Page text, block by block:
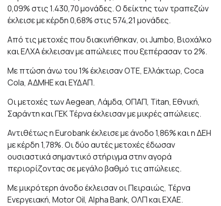
0,09% στις 1.430,70 μονάδες. Ο δείκτης των τραπεζών
έκλεισε με κέρδη 0,68% στις 574,21 μονάδες.
Από τις μετοχές που διακινήθηκαν, οιJumbo, Βιοχάλκο
και ΕΛΧΑ έκλεισαν με απώλειες που ξεπέρασαν το 2%.
Με πτώση άνω του 1% έκλεισαν ΟΤΕ, Ελλάκτωρ, Coca
Cola, ΑΔΜΗΕ και ΕΥΔΑΠ.
Οι μετοχές των Aegean, Λάμδα, ΟΠΑΠ, Titan, Εθνική,
Σαράντη και ΓΕΚ Τέρνα έκλεισαν με μικρές απώλειες.
Αντιθέτως η Eurobank έκλεισε με άνοδο 1,86% και η ΔΕΗ
με κέρδη 1,78%. Οι δύο αυτές μετοχές έδωσαν
ουσιαστικά σημαντικό στήριγμα στην αγορά
περιορίζοντας σε μεγάλο βαθμό τις απώλειες.
Με μικρότερη άνοδο έκλεισαν οι Πειραιώς, Τέρνα
Ενεργειακή, Motor Oil, Alpha Bank, ΟΛΠ και ΕΧΑΕ.